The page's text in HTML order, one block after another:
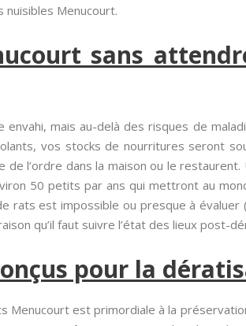
Menucourt.
sans
envahi, mais au-delà des risques de
vos stocks de nourritures seront
l’ordre dans la maison ou le
50 petits par ans qui mettront au
rats est impossible ou presque à
qu’il faut suivre l’état des lieux post-
pour la
Menucourt est primordiale à la